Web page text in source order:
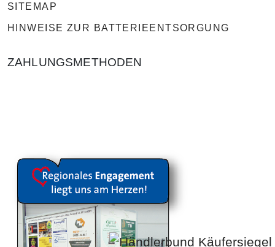
SITEMAP
HINWEISE ZUR BATTERIEENTSORGUNG
ZAHLUNGSMETHODEN